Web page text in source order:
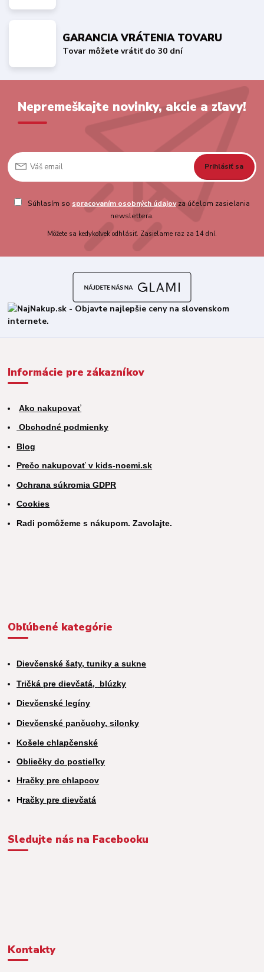
GARANCIA VRÁTENIA TOVARU
Tovar môžete vrátiť do 30 dní
Nepremeškajte novinky, akcie a zľavy!
Prihlásiť sa
Súhlasím so spracovaním osobných údajovza účelom zasielania
newslettera.
Môžete sa kedykoľvek odhlásiť. Zasielame raz za 14 dní.
Informácie pre zákazníkov
Ako nakupovať
Obchodné podmienky
Blog
Prečo nakupovať v kids-noemi.sk
Ochrana súkromia GDPR
Cookies
Radi pomôžeme s nákupom. Zavolajte.
Obľúbené kategórie
Dievčenské šaty, tuniky a sukne
Tričká pre dievčatá, blúzky
Dievčenské legíny
Dievčenské pančuchy, silonky
Košele chlapčenské
Obliečky do postieľky
Hračky pre chlapcov
Hračky pre dievčatá
Sledujte nás na Facebooku
Kontakty